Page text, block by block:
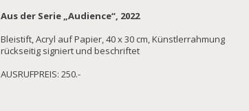
Aus der Serie „Audience“, 2022
Bleistift, Acryl auf Papier, 40 x 30 cm, Künstlerrahmung
rückseitig signiert und beschriftet
AUSRUFPREIS: 250.-